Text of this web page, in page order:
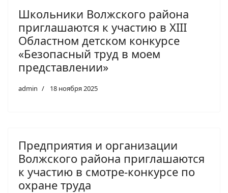
Школьники Волжского района
приглашаются к участию в XIII
Областном детском конкурсе
«Безопасный труд в моем
представлении»
admin 18 ноября 2025
Предприятия и организации
Волжского района приглашаются
к участию в смотре-конкурсе по
охране труда